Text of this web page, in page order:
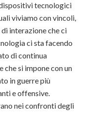
tecnologici
viviamo con vincoli,
interazione che ci
ci sta facendo
di continua
si impone con un
in guerre più
e offensive.
nei confronti degli